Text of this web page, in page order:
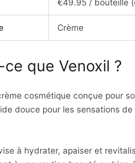
€49.95 / bouteille
Crème
ce que Venoxil ?
cosmétique conçue pour
douce pour les sensations
à hydrater, apaiser et